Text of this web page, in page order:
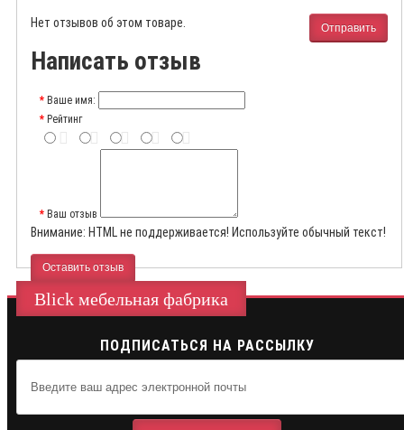
Отправить
Нет отзывов об этом товаре.
Написать отзыв
Ваше имя:
Рейтинг
Ваш отзыв
Внимание: HTML не поддерживается! Используйте обычный текст!
Оставить отзыв
Blick мебельная фабрика
ПОДПИСАТЬСЯ НА РАССЫЛКУ